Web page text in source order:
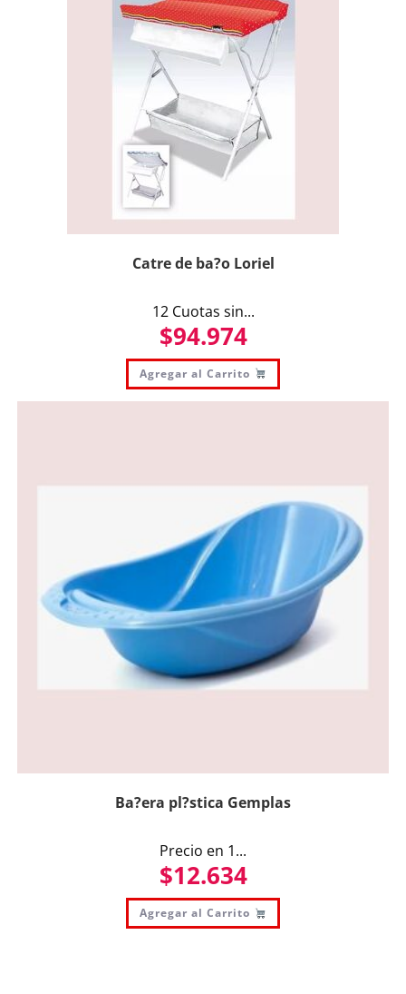
Catre de ba?o Loriel
12 Cuotas sin...
$94.974
Agregar al Carrito
Ba?era pl?stica Gemplas
Precio en 1...
$12.634
Agregar al Carrito